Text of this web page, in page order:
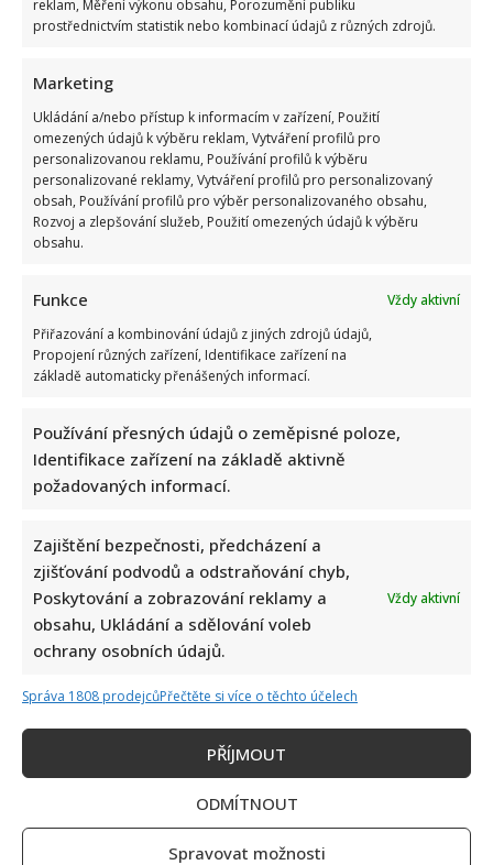
reklam, Měření výkonu obsahu, Porozumění publiku
prostřednictvím statistik nebo kombinací údajů z různých zdrojů.
Marketing
Ukládání a/nebo přístup k informacím v zařízení, Použití
omezených údajů k výběru reklam, Vytváření profilů pro
personalizovanou reklamu, Používání profilů k výběru
personalizované reklamy, Vytváření profilů pro personalizovaný
obsah, Používání profilů pro výběr personalizovaného obsahu,
Rozvoj a zlepšování služeb, Použití omezených údajů k výběru
obsahu.
Funkce
Vždy aktivní
Přiřazování a kombinování údajů z jiných zdrojů údajů,
Propojení různých zařízení, Identifikace zařízení na
základě automaticky přenášených informací.
Používání přesných údajů o zeměpisné poloze,
Identifikace zařízení na základě aktivně
požadovaných informací.
Zajištění bezpečnosti, předcházení a
zjišťování podvodů a odstraňování chyb,
Poskytování a zobrazování reklamy a
obsahu, Ukládání a sdělování voleb
ochrany osobních údajů.
Vždy aktivní
Správa 1808 prodejcůPřečtěte si více o těchto účelech
PŘÍJMOUT
ODMÍTNOUT
Spravovat možnosti